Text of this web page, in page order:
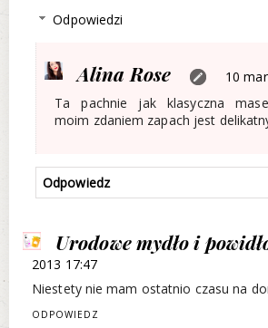
Odpowiedzi
Alina Rose
10
Ta pachnie jak klasyczna
moim zdaniem zapach jest
Odpowiedz
Urodowe mydło i
2013 17:47
Niestety nie mam ostatnio czasu na
ODPOWIEDZ